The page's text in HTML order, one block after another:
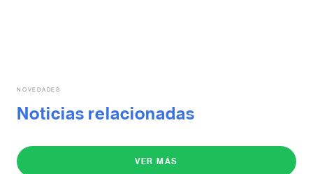
NOVEDADES
Noticias relacionadas
VER MÁS